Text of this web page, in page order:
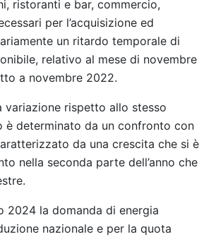
ristoranti e bar, commercio,
per l’acquisizione ed
un ritardo temporale di
relativo al mese di novembre
a novembre 2022.
rispetto allo stesso
è determinato da un confronto con
da una crescita che si è
nella seconda parte dell’anno che
2024 la domanda di energia
nazionale e per la quota